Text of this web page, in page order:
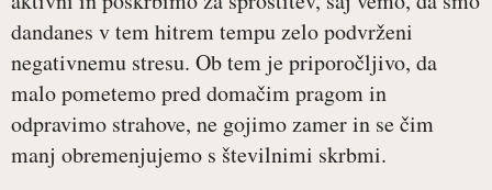
dandanes v tem hitrem tempu zelo podvrženi
negativnemu stresu. Ob tem je priporočljivo, da
malo pometemo pred domačim pragom in
odpravimo strahove, ne gojimo zamer in se čim
manj obremenjujemo s številnimi skrbmi.